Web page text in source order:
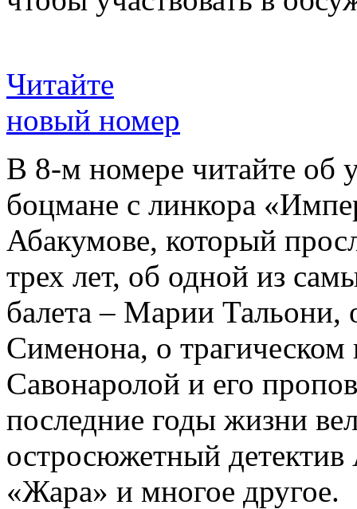
Читайте
новый номер
В 8-м номере читайте об
боцмане с линкора
Абакумове, который
трех лет, об одной из
балета – Марии
Сименона, о трагическом
Савонаролой и его
последние годы жизни
остросюжетный детектив
«Жара» и многое другое.